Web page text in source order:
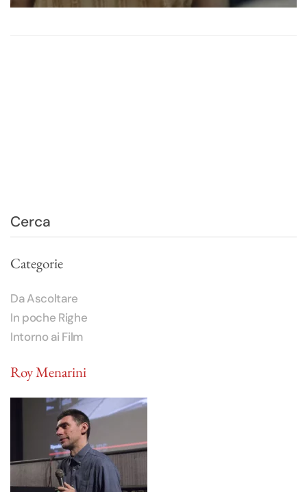
Categorie
Da Ascoltare
In poche Righe
Intorno ai Film
Roy Menarini